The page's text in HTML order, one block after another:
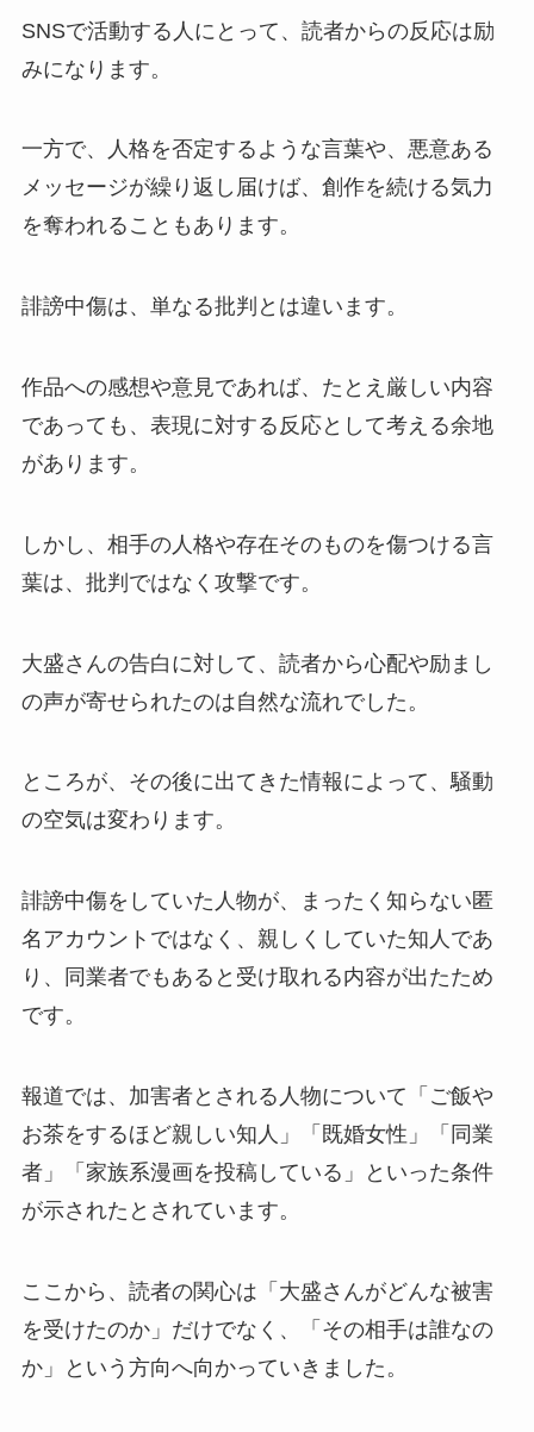
SNSで活動する人にとって、読者からの反応は励
みになります。
一方で、人格を否定するような言葉や、悪意ある
メッセージが繰り返し届けば、創作を続ける気力
を奪われることもあります。
誹謗中傷は、単なる批判とは違います。
作品への感想や意見であれば、たとえ厳しい内容
であっても、表現に対する反応として考える余地
があります。
しかし、相手の人格や存在そのものを傷つける言
葉は、批判ではなく攻撃です。
大盛さんの告白に対して、読者から心配や励まし
の声が寄せられたのは自然な流れでした。
ところが、その後に出てきた情報によって、騒動
の空気は変わります。
誹謗中傷をしていた人物が、まったく知らない匿
名アカウントではなく、親しくしていた知人であ
り、同業者でもあると受け取れる内容が出たため
です。
報道では、加害者とされる人物について「ご飯や
お茶をするほど親しい知人」「既婚女性」「同業
者」「家族系漫画を投稿している」といった条件
が示されたとされています。
ここから、読者の関心は「大盛さんがどんな被害
を受けたのか」だけでなく、「その相手は誰なの
か」という方向へ向かっていきました。